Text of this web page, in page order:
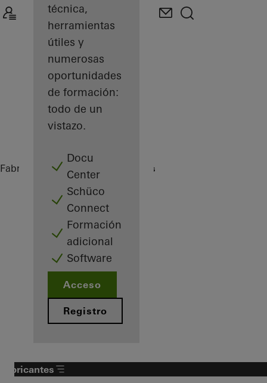
técnica,
herramientas
útiles y
numerosas
oportunidades
de formación:
todo de un
vistazo.
Docu
Center
Schüco
Connect
Formación
adicional
Software
Acceso
Registro
FabricantesReferencias Highlights
Fabricantes